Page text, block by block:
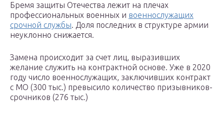
Бремя защиты Отечества лежит на плечах
профессиональных военных и военнослужащих
срочной службы. Доля последних в структуре армии
неуклонно снижается.
Замена происходит за счет лиц, выразивших
желание служить на контрактной основе. Уже в 2020
году число военнослужащих, заключивших контракт
с МО (300 тыс.) превысило количество призывников-
срочников (276 тыс.)